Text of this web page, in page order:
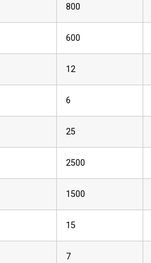
800
600
12
6
25
2500
1500
15
7